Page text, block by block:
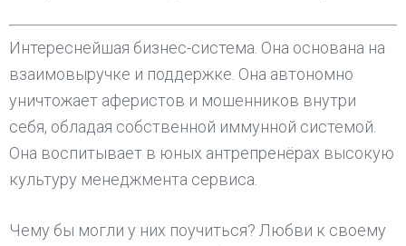
Интереснейшая бизнес-система. Она основана на
взаимовыручке и поддержке. Она автономно
уничтожает аферистов и мошенников внутри
себя, обладая собственной иммунной системой.
Она воспитывает в юных антрепренёрах высокую
культуру менеджмента сервиса.
Чему бы могли у них поучиться? Любви к своему